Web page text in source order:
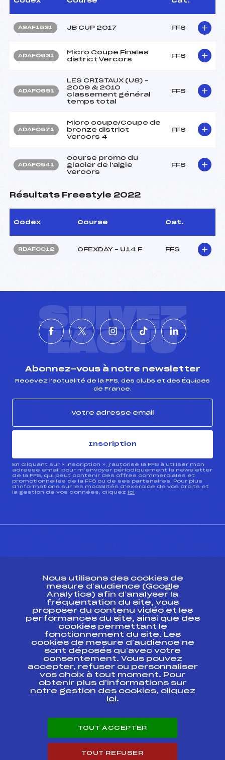
ASAF1531 JB CUP 2017 FFS
ADAF0631
Micro Coupe Finales
district Vercors
FFS
ADAF0651
LES CRISTAUX (U8) –
2009 & 2010
classement général
temps total
FFS
ADAF0571
Micro coupe/Coupe de
bronze district
Vercors 4
FFS
ADAF0541
course promo du
glacier de l'aigle
Vercors
FFS
Résultats Freestyle 2022
Codex Course Cat.
RDAF0012 OFEXDAY – U14 F FFS
SUIVEZ
L'ACTU
Abonnez-vous à notre newsletter
Recevez l’actualité de la FFS, des clubs et des Équipes
de France.
Inscription
En cliquant sur « inscription », j’autorise la FFS à utiliser mon
adresse email pour m’envoyer périodiquement la newsletter
de la FFS, qui peut contenir des offres commerciales et
promotionnelles de la FFS ou de ses partenaires. Pour plus
d’informations sur les modalités d’exercice de vos droits et
la gestion de vos données, cliquez ici
ESPACE PRESSE
Ressources
Pass’Neige
Projet sportif fédéral
Projet de performance fédéral
Antidopage
Pôle Développement, Formation, Suivi
Scientifique
Listes ministérielles
Pôle vie de l’athlète
Carrières
Nous utilisons des cookies de
mesure d’audience (Google
Analytics) afin d’analyser la
fréquentation du site, vous
proposer du contenu vidéo et les
performances du site, ainsi que des
cookies permettant le
fonctionnement du site. Les
cookies de mesure d’audience ne
sont déposés qu’avec votre
consentement. Vous pouvez
accepter, refuser ou personnaliser
vos choix à tout moment. Pour
obtenir plus d'informations sur
notre gestion des cookies, cliquez
ici.
TOUT ACCEPTER
TOUT REFUSER